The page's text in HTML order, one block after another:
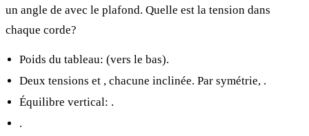
un angle de avec le plafond. Quelle est la tension dans
chaque corde?
Poids du tableau: (vers le bas).
Deux tensions et , chacune inclinée. Par symétrie, .
Équilibre vertical: .
.